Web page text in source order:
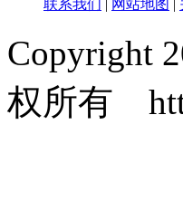
联系我们 | 网站地图 |
Copyright
权所有